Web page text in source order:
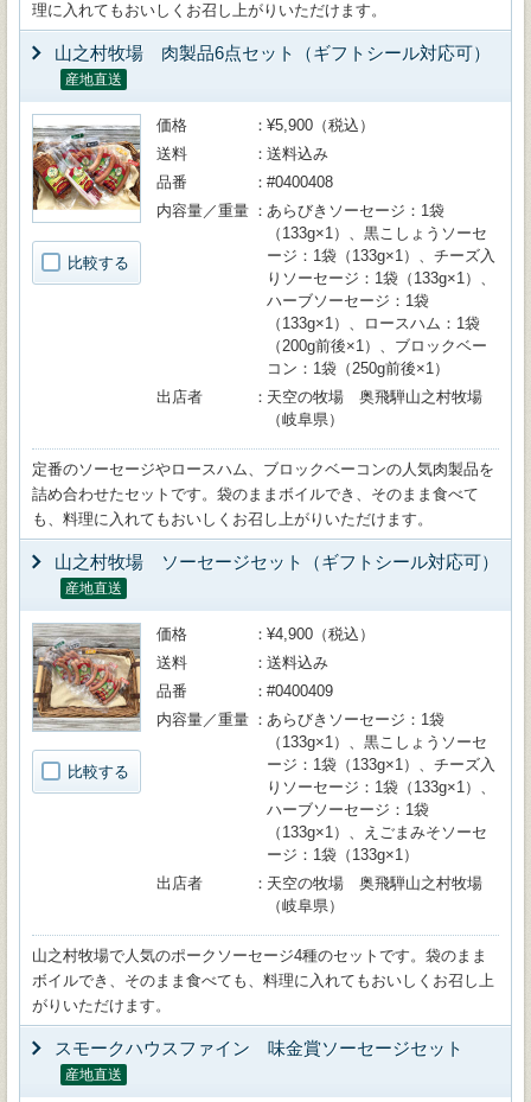
理に入れてもおいしくお召し上がりいただけます。
山之村牧場 肉製品6点セット（ギフトシール対応可）
産地直送
比較する
価格
¥5,900（税込）
送料
送料込み
品番
#0400408
内容量／重量
あらびきソーセージ：1袋
（133g×1）、黒こしょうソーセ
ージ：1袋（133g×1）、チーズ入
りソーセージ：1袋（133g×1）、
ハーブソーセージ：1袋
（133g×1）、ロースハム：1袋
（200g前後×1）、ブロックベー
コン：1袋（250g前後×1）
出店者
天空の牧場 奥飛騨山之村牧場
（岐阜県）
定番のソーセージやロースハム、ブロックベーコンの人気肉製品を
詰め合わせたセットです。袋のままボイルでき、そのまま食べて
も、料理に入れてもおいしくお召し上がりいただけます。
山之村牧場 ソーセージセット（ギフトシール対応可）
産地直送
比較する
価格
¥4,900（税込）
送料
送料込み
品番
#0400409
内容量／重量
あらびきソーセージ：1袋
（133g×1）、黒こしょうソーセ
ージ：1袋（133g×1）、チーズ入
りソーセージ：1袋（133g×1）、
ハーブソーセージ：1袋
（133g×1）、えごまみそソーセ
ージ：1袋（133g×1）
出店者
天空の牧場 奥飛騨山之村牧場
（岐阜県）
山之村牧場で人気のポークソーセージ4種のセットです。袋のまま
ボイルでき、そのまま食べても、料理に入れてもおいしくお召し上
がりいただけます。
スモークハウスファイン 味金賞ソーセージセット
産地直送